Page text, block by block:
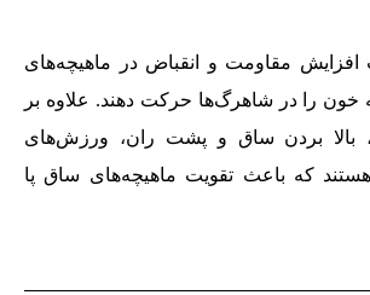
افزایش مقاومت و انقباض در ماهیچه‌‌های
را در شاهرگ‌‌ها حرکت دهند. علاوه بر
بالا بردن ساق و پشت ران، ورزش‌‌های
که باعث تقویت ماهیچه‌‌های ساق پا